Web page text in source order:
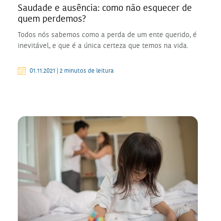
Saudade e ausência: como não esquecer de
quem perdemos?
Todos nós sabemos como a perda de um ente querido, é
inevitável, e que é a única certeza que temos na vida.
01.11.2021 | 2 minutos de leitura